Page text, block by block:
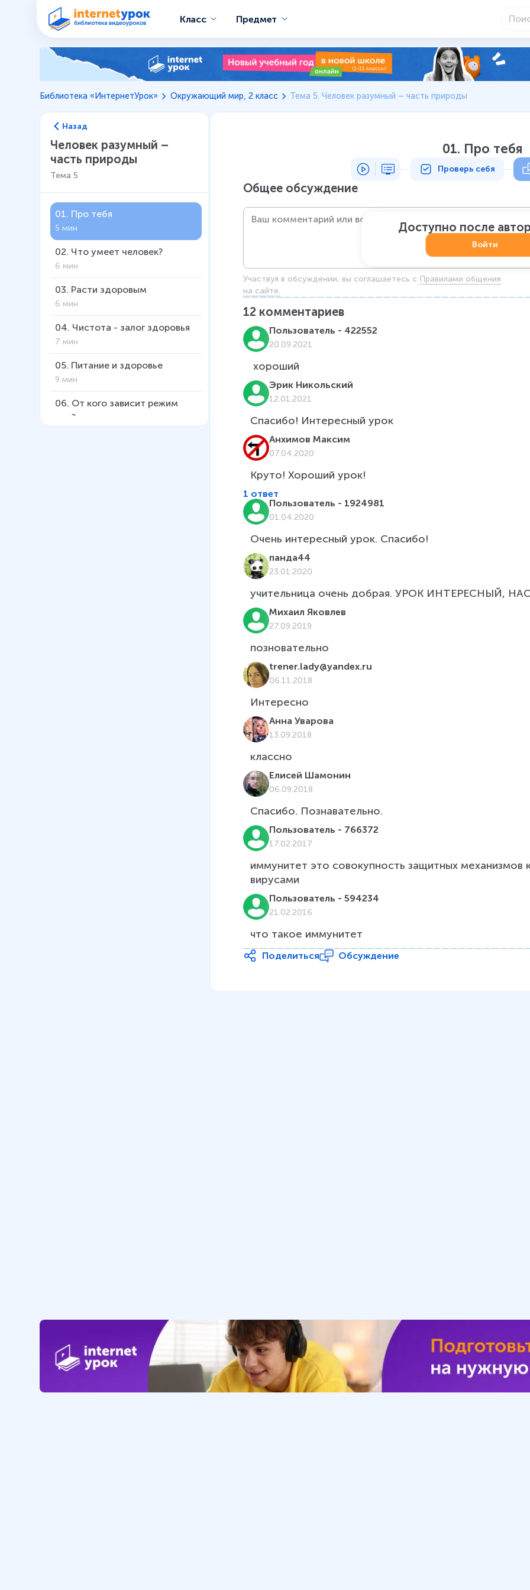
Класс Предмет
Библиотека «ИнтернетУрок» Окружающий мир, 2 класс Тема 5. Человек разумный – часть природы
Назад
Человек разумный –
часть природы
Тема 5
01. Про тебя
5 мин
02. Что умеет человек?
6 мин
03. Расти здоровым
6 мин
04. Чистота - залог здоровья
7 мин
05. Питание и здоровье
9 мин
06. От кого зависит режим
дня?
01. Про тебя
Проверь себя
Общее обсуждение
Участвуя в обсуждении, вы соглашаетесь c Правилами общения
на сайте.
Доступно после
Войти
12 комментариев
Пользователь - 422552
20.09.2021
хороший
Эрик Никольский
12.01.2021
Спасибо! Интересный урок
Анхимов Максим
07.04.2020
Круто! Хороший урок!
1 ответ
Пользователь - 1924981
01.04.2020
Очень интересный урок. Спасибо!
панда44
23.01.2020
учительница очень добрая. УРОК ИНТЕРЕСНЫЙ,
Михаил Яковлев
27.09.2019
позновательно
trener.lady@yandex.ru
06.11.2018
Интересно
Анна Уварова
13.09.2018
классно
Елисей Шамонин
06.09.2018
Спасибо. Познавательно.
Пользователь - 766372
17.02.2017
иммунитет это совокупность защитных
вирусами
Пользователь - 594234
21.02.2016
что такое иммунитет
Поделиться Обсуждение